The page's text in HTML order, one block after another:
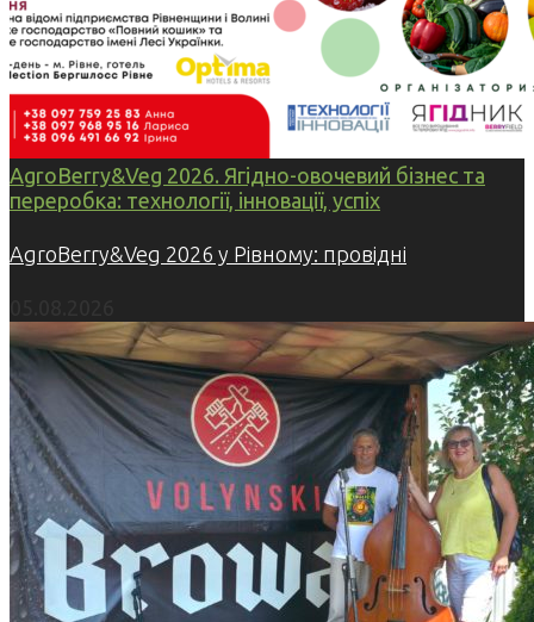
AgroBerry&Veg 2026. Ягідно-овочевий бізнес та
переробка: технології, інновації, успіх
AgroBerry&Veg 2026 у Рівному: провідні